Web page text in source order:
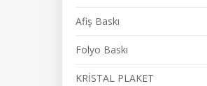
Afiş Baskı
Folyo Baskı
KRİSTAL PLAKET